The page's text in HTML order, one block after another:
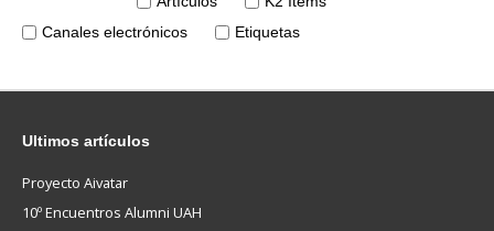
Canales electrónicos
Etiquetas
Ultimos artículos
Proyecto Aivatar
10º Encuentros Alumni UAH